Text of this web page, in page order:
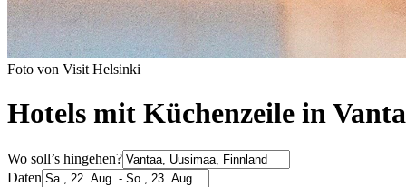
Foto von Visit Helsinki
Hotels mit Küchenzeile in
Wo soll’s hingehen?
Daten